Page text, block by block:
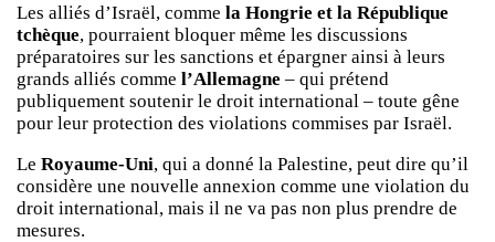
Les alliés d’Israël, comme la Hongrie et la République
tchèque, pourraient bloquer même les discussions
préparatoires sur les sanctions et épargner ainsi à leurs
grands alliés comme l’Allemagne – qui prétend
publiquement soutenir le droit international – toute gêne
pour leur protection des violations commises par Israël.
Le Royaume-Uni, qui a donné la Palestine, peut dire qu’il
considère une nouvelle annexion comme une violation du
droit international, mais il ne va pas non plus prendre de
mesures.